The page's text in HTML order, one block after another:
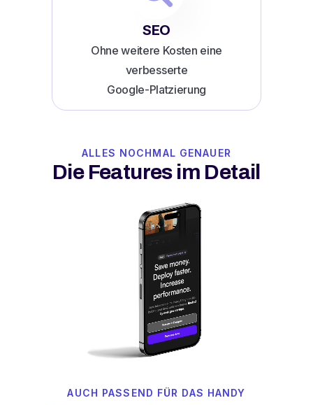
SEO
Ohne weitere Kosten eine
verbesserte
Google-Platzierung
ALLES NOCHMAL GENAUER
Die Features im Detail
AUCH PASSEND FÜR DAS HANDY